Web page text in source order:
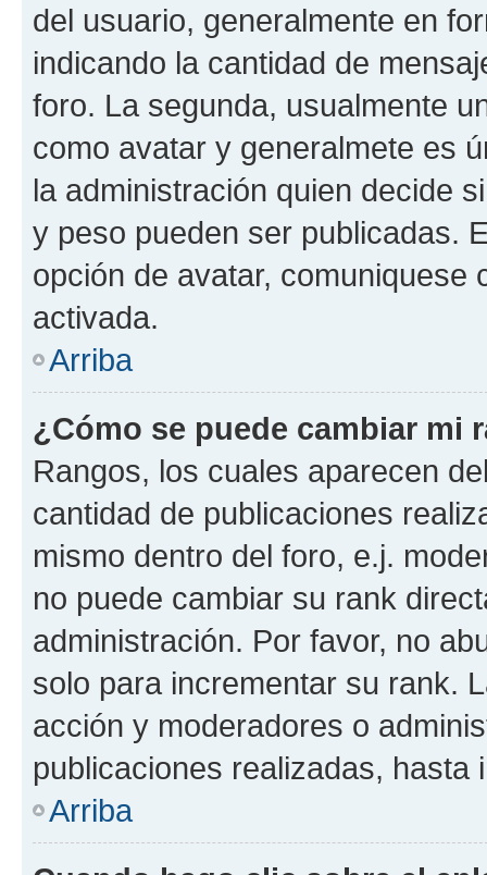
del usuario, generalmente en
indicando la cantidad de
foro. La segunda, usualmente
como avatar y generalmete es
la administración quien decide
y peso pueden ser publicadas.
opción de avatar, comuniquese
activada.
Arriba
¿Cómo se puede cambiar mi
Rangos, los cuales aparecen
cantidad de publicaciones
mismo dentro del foro, e.j.
no puede cambiar su rank
administración. Por favor, no
solo para incrementar su rank.
acción y moderadores o
publicaciones realizadas, hasta
Arriba